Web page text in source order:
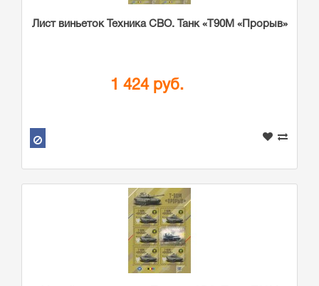
Лист виньеток Техника СВО. Танк «Т90М «Прорыв»
1 424 руб.